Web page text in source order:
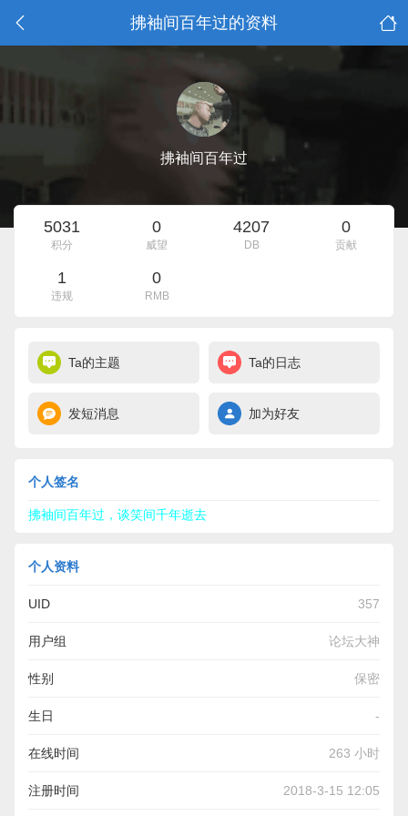
拂袖间百年过的资料
拂袖间百年过
5031
积分
0
威望
4207
DB
0
贡献
1
违规
0
RMB
Ta的主题 Ta的日志
发短消息 加为好友
个人签名
拂袖间百年过，谈笑间千年逝去
个人资料
UID 357
用户组 论坛大神
性别 保密
生日 -
在线时间 263 小时
注册时间 2018-3-15 12:05